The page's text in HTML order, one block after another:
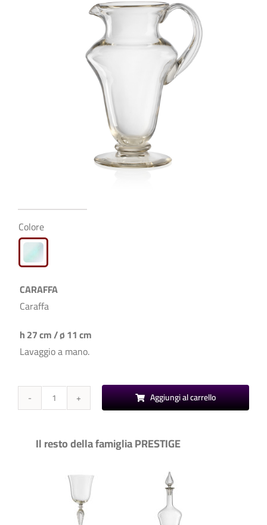
Colore
CARAFFA
Caraffa
h 27 cm / ø 11 cm
Lavaggio a mano.
Prestige
Caraffa
Aggiungi al carrello
Il resto della famiglia PRESTIGE